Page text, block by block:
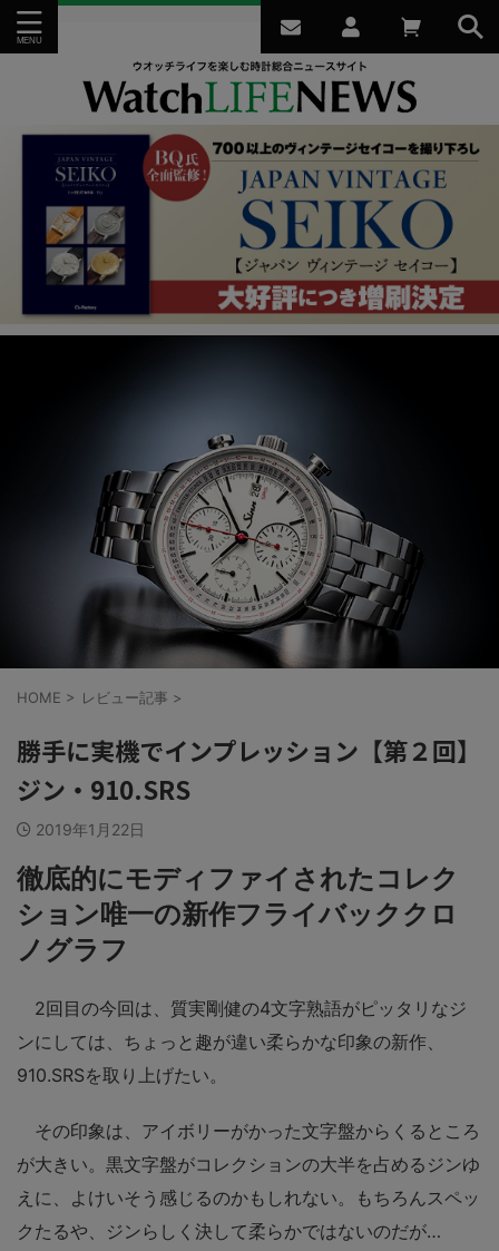
HOME > レビュー記事 >
勝手に実機でインプレッション【第２回】
ジン・910.SRS
2019年1月22日
徹底的にモディファイされたコレク
ション唯一の新作フライバッククロ
ノグラフ
2回目の今回は、質実剛健の4文字熟語がピッタリなジ
ンにしては、ちょっと趣が違い柔らかな印象の新作、
910.SRSを取り上げたい。
その印象は、アイボリーがかった文字盤からくるところ
が大きい。黒文字盤がコレクションの大半を占めるジンゆ
えに、よけいそう感じるのかもしれない。もちろんスペッ
クたるや、ジンらしく決して柔らかではないのだが…